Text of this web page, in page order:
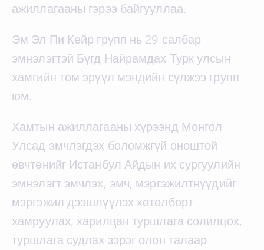
ажиллагааны гэрээ байгууллаа.
Эм Эл Пи Кейр грүпп нь 29 салбар
эмнэлэгтэй Бүгд Найрамдах Турк улсын
хамгийн том эрүүл мэндийн сүлжээ групп
юм.
Хамтын ажиллагааны хүрээнд Монгол
Улсад эмчлэгдэх боломжгүй оноштой
өвчтөнийг Истанбул Айдын их сургуулийн
эмнэлэгт эмчлэх, эмч, мэргэжилтнүүдийг
мэргэжил дээшлүүлэх хөтөлбөрт
хамруулах, харилцан туршлага солилцох,
туршлага судлах зэрэг олон талаар